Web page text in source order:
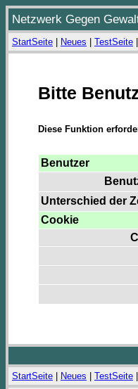
Netzwerk Gegen
StartSeite Neues TestSeite
Bitte
Diese Funktion
Benutzer
Unterschied der
Cookie
StartSeite Neues TestSeite